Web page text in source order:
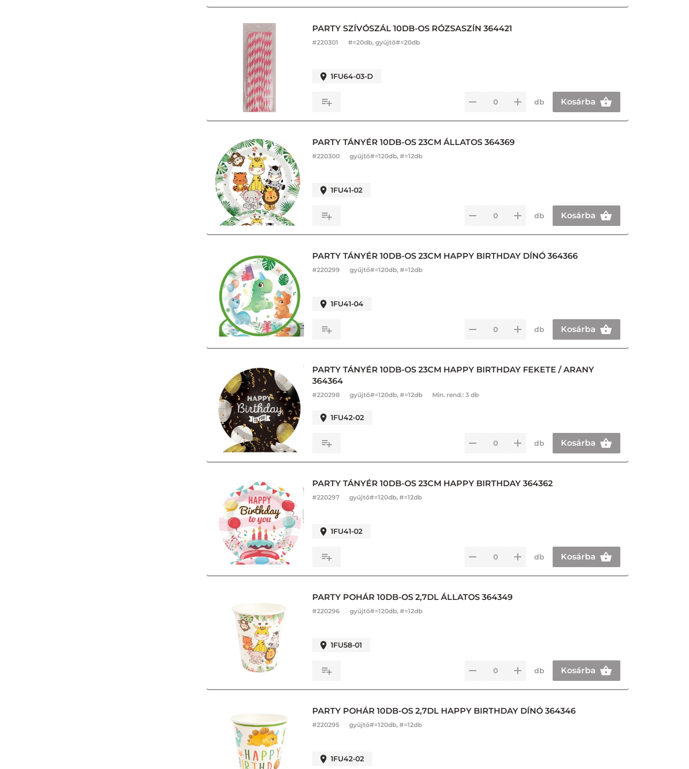
PARTY SZÍVÓSZÁL 10DB-OS RÓZSASZÍN 364421
#220301 #=20db, gyűjtő#=20db
1FU64-03-D
db Kosárba
PARTY TÁNYÉR 10DB-OS 23CM ÁLLATOS 364369
#220300 gyűjtő#=120db, #=12db
1FU41-02
db Kosárba
PARTY TÁNYÉR 10DB-OS 23CM HAPPY BIRTHDAY DÍNÓ 364366
#220299 gyűjtő#=120db, #=12db
1FU41-04
db Kosárba
PARTY TÁNYÉR 10DB-OS 23CM HAPPY BIRTHDAY FEKETE / ARANY
364364
#220298 gyűjtő#=120db, #=12db Min. rend.: 3 db
1FU42-02
db Kosárba
PARTY TÁNYÉR 10DB-OS 23CM HAPPY BIRTHDAY 364362
#220297 gyűjtő#=120db, #=12db
1FU41-02
db Kosárba
PARTY POHÁR 10DB-OS 2,7DL ÁLLATOS 364349
#220296 gyűjtő#=120db, #=12db
1FU58-01
db Kosárba
PARTY POHÁR 10DB-OS 2,7DL HAPPY BIRTHDAY DÍNÓ 364346
#220295 gyűjtő#=120db, #=12db
1FU42-02